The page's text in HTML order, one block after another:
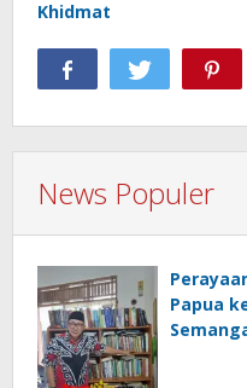
Khidmat
News Populer
Papua